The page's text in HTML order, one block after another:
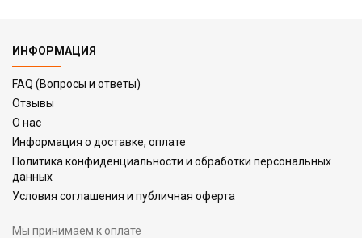
ИНФОРМАЦИЯ
FAQ (Вопросы и ответы)
Отзывы
О нас
Информация о доставке, оплате
Политика конфиденциальности и обработки персональных
данных
Условия соглашения и публичная оферта
Мы принимаем к оплате